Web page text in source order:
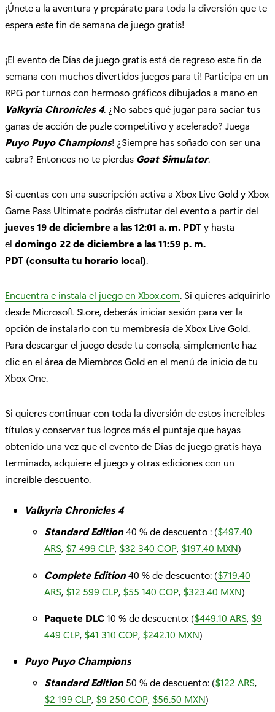
¡Únete a la aventura y prepárate para toda la diversión que te
espera este fin de semana de juego gratis!
¡El evento de Días de juego gratis está de regreso este fin de
semana con muchos divertidos juegos para ti! Participa en un
RPG por turnos con hermoso gráficos dibujados a mano en
Valkyria Chronicles 4. ¿No sabes qué jugar para saciar tus
ganas de acción de puzle competitivo y acelerado? Juega
Puyo Puyo Champions! ¿Siempre has soñado con ser una
cabra? Entonces no te pierdas Goat Simulator.
Si cuentas con una suscripción activa a Xbox Live Gold y Xbox
Game Pass Ultimate podrás disfrutar del evento a partir del
jueves 19 de diciembre a las 12:01 a. m. PDTy hasta
el domingo 22 de diciembre a las 11:59 p. m.
PDT (consulta tu horario local).
Encuentra e instala el juego en Xbox.com. Si quieres adquirirlo
desde Microsoft Store, deberás iniciar sesión para ver la
opción de instalarlo con tu membresía de Xbox Live Gold.
Para descargar el juego desde tu consola, simplemente haz
clic en el área de Miembros Gold en el menú de inicio de tu
Xbox One.
Si quieres continuar con toda la diversión de estos increíbles
títulos y conservar tus logros más el puntaje que hayas
obtenido una vez que el evento de Días de juego gratis haya
terminado, adquiere el juego y otras ediciones con un
increíble descuento.
Valkyria Chronicles 4
Standard Edition40 % de descuento : ($497.40
ARS, $7 499 CLP, $32 340 COP, $197.40 MXN)
Complete Edition40 % de descuento: ($719.40
ARS, $12 599 CLP, $55 140 COP, $323.40 MXN)
Paquete DLC10 % de descuento: ($449.10 ARS, $9
449 CLP, $41 310 COP, $242.10 MXN)
Puyo Puyo Champions
Standard Edition50 % de descuento: ($122 ARS,
$2 199 CLP, $9 250 COP, $56.50 MXN)